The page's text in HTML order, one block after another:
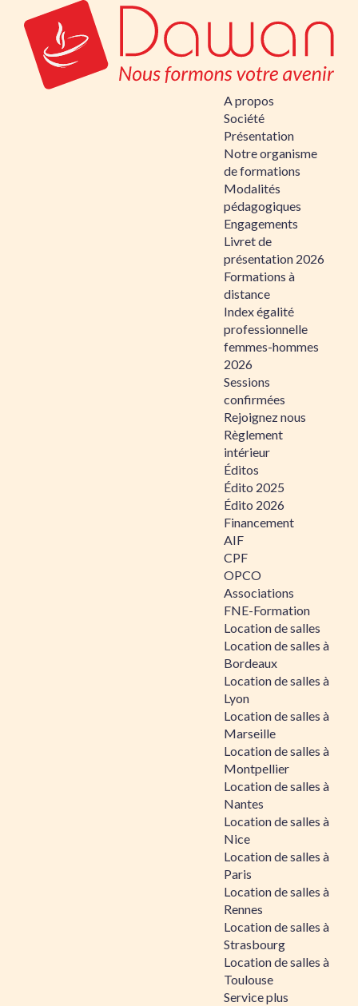
A propos
Société
Présentation
Notre organisme
de formations
Modalités
pédagogiques
Engagements
Livret de
présentation 2026
Formations à
distance
Index égalité
professionnelle
femmes-hommes
2026
Sessions
confirmées
Rejoignez nous
Règlement
intérieur
Éditos
Édito 2025
Édito 2026
Financement
AIF
CPF
OPCO
Associations
FNE-Formation
Location de salles
Location de salles à
Bordeaux
Location de salles à
Lyon
Location de salles à
Marseille
Location de salles à
Montpellier
Location de salles à
Nantes
Location de salles à
Nice
Location de salles à
Paris
Location de salles à
Rennes
Location de salles à
Strasbourg
Location de salles à
Toulouse
Service plus